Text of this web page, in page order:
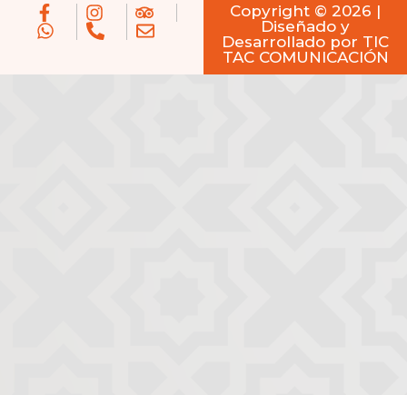
Copyright © 2026 |
Diseñado y
Desarrollado por TIC
TAC COMUNICACIÓN